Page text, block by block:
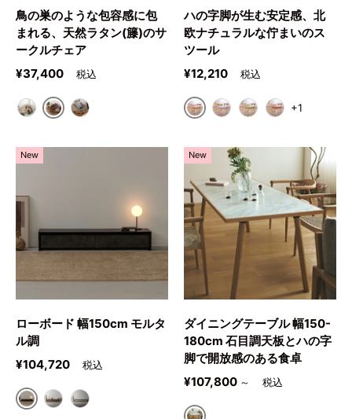
鳥の巣のような包容感に包
まれる、天然ラタン(籐)のサ
ークルチェア
定価
¥37,400
ベージュブラウングレー
ハの字脚が生む安定感、北
欧ナチュラルな佇まいのス
ツール
定価
¥12,210
キャメルベージュグリーンオレンジ
+1
New
ローボード 幅150cm モルタ
ル調
定価
¥104,720
ダークグレー
ライトブラウン
ライトグレー
New
ダイニングテーブル 幅150-
180cm 石目調天板とハの字
脚で開放感のある食卓
定価
¥107,800 ～